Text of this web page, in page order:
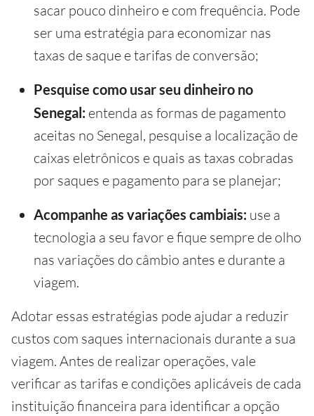
sacar pouco dinheiro e com frequência. Pode
ser uma estratégia para economizar nas
taxas de saque e tarifas de conversão;
Pesquise como usar seu dinheiro no
Senegal: entenda as formas de pagamento
aceitas no Senegal, pesquise a localização de
caixas eletrônicos e quais as taxas cobradas
por saques e pagamento para se planejar;
Acompanhe as variações cambiais: use a
tecnologia a seu favor e fique sempre de olho
nas variações do câmbio antes e durante a
viagem.
Adotar essas estratégias pode ajudar a reduzir
custos com saques internacionais durante a sua
viagem. Antes de realizar operações, vale
verificar as tarifas e condições aplicáveis de cada
instituição financeira para identificar a opção